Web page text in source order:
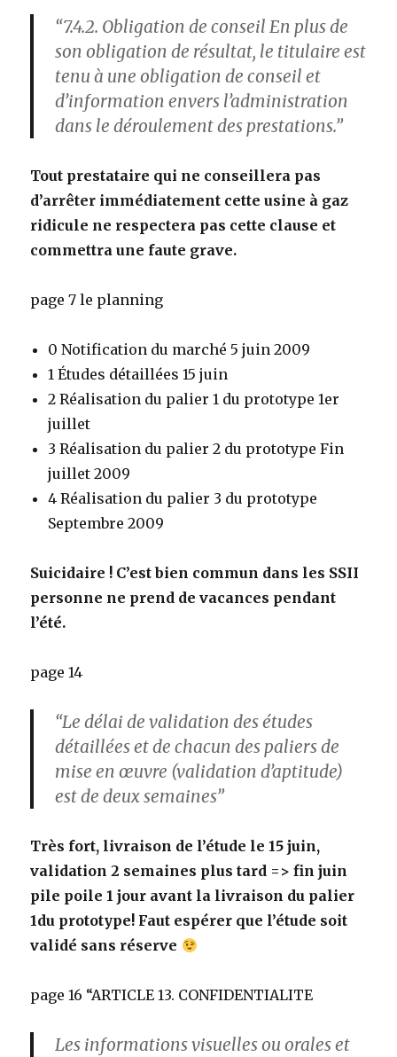
“7.4.2. Obligation de conseil En plus de
son obligation de résultat, le titulaire est
tenu à une obligation de conseil et
d’information envers l’administration
dans le déroulement des prestations.”
Tout prestataire qui ne conseillera pas
d’arrêter immédiatement cette usine à gaz
ridicule ne respectera pas cette clause et
commettra une faute grave.
page 7 le planning
0 Notification du marché 5 juin 2009
1 Études détaillées 15 juin
2 Réalisation du palier 1 du prototype 1er
juillet
3 Réalisation du palier 2 du prototype Fin
juillet 2009
4 Réalisation du palier 3 du prototype
Septembre 2009
Suicidaire ! C’est bien commun dans les SSII
personne ne prend de vacances pendant
l’été.
page 14
“Le délai de validation des études
détaillées et de chacun des paliers de
mise en œuvre (validation d’aptitude)
est de deux semaines”
Très fort, livraison de l’étude le 15 juin,
validation 2 semaines plus tard => fin juin
pile poile 1 jour avant la livraison du palier
1du prototype! Faut espérer que l’étude soit
validé sans réserve
page 16 “ARTICLE 13. CONFIDENTIALITE
Les informations visuelles ou orales et